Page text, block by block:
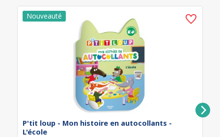
P'tit loup - Mon histoire en autocollants -
L'école